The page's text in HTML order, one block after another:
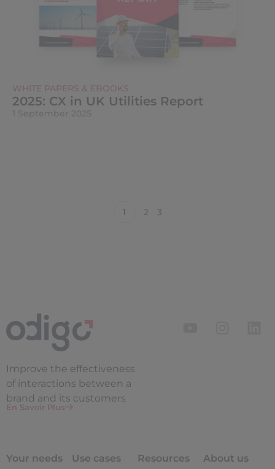
WHITE PAPERS & EBOOKS
2025: CX in UK Utilities Report
1 2 3
Improve the effectiveness
of interactions between a
brand and its customers
En Savoir Plus
Your needs
Use cases
Resources
About us